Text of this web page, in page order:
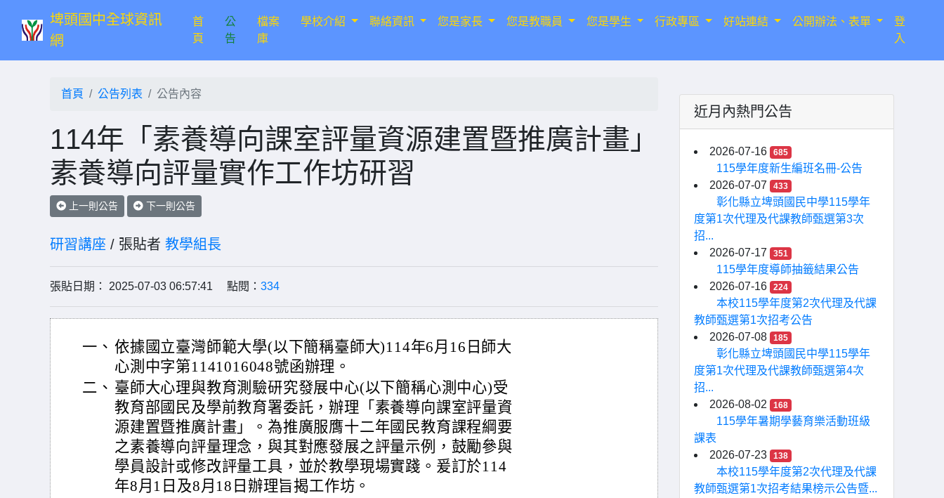
埤頭國中全球資訊
網
首
頁(current)
公
告
檔案
庫
學校介紹 聯絡資訊 您是家長 您是教職員 您是學生 行政專區 好站連結 公開辦法、表單
登
入
首頁 公告列表 公告內容
114年「素養導向課室評量資源建置暨推廣計畫」
素養導向評量實作工作坊研習
上一則公告 下一則公告
研習講座 / 張貼者 教學組長
張貼日期： 2025-07-03 06:57:41 點閱： 334
一、 依據國立臺灣師範大學(以下簡稱臺師大)114年6月16日師大
心測中字第1141016048號函辦理。
二、 臺師大心理與教育測驗研究發展中心(以下簡稱心測中心)受
教育部國民及學前教育署委託，辦理「素養導向課室評量資
源建置暨推廣計畫」。為推廣服膺十二年國民教育課程綱要
之素養導向評量理念，與其對應發展之評量示例，鼓勵參與
學員設計或修改評量工具，並於教學現場實踐。爰訂於114
年8月1日及8月18日辦理旨揭工作坊。
近月內熱門公告
2026-07-16 685
115學年度新生編班名冊-公告
2026-07-07
433
彰化縣立埤頭國民中學115學年
度第1次代理及代課教師甄選第3次
招...
2026-07-17
351
115學年度導師抽籤結果公告
2026-07-16
224
本校115學年度第2次代理及代課
教師甄選第1次招考公告
2026-07-08
185
彰化縣立埤頭國民中學115學年
度第1次代理及代課教師甄選第4次
招...
2026-08-02
168
115學年暑期學藝育樂活動班級
課表
2026-07-23
138
本校115學年度第2次代理及代課
教師甄選第1次招考結果榜示公告暨...